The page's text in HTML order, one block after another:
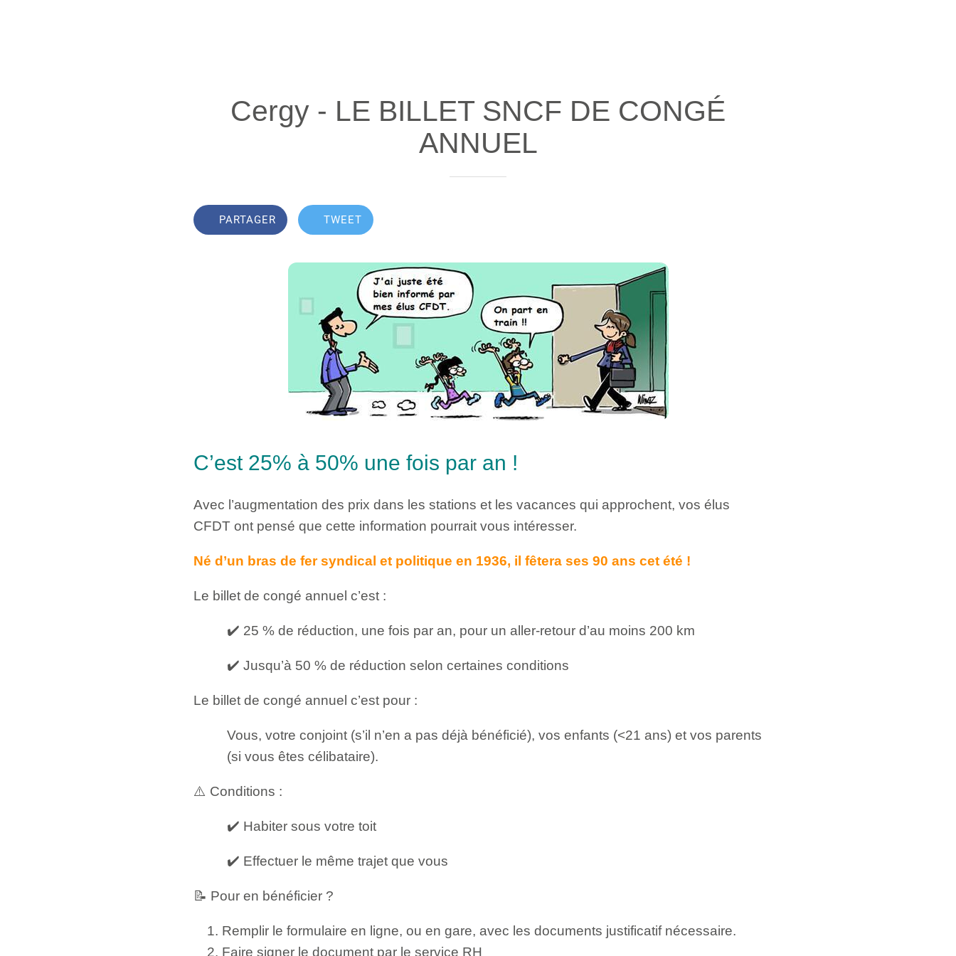
Cergy - LE BILLET SNCF DE CONGÉ
ANNUEL
PARTAGER TWEET
C’est 25% à 50% une fois par an !
Avec l’augmentation des prix dans les stations et les vacances qui approchent, vos élus
CFDT ont pensé que cette information pourrait vous intéresser.
Né d’un bras de fer syndical et politique en 1936, il fêtera ses 90 ans cet été !
Le billet de congé annuel c’est :
✔️ 25 % de réduction, une fois par an, pour un aller-retour d’au moins 200 km
✔️ Jusqu’à 50 % de réduction selon certaines conditions
Le billet de congé annuel c’est pour :
Vous, votre conjoint (s’il n’en a pas déjà bénéficié), vos enfants (<21 ans) et vos parents
(si vous êtes célibataire).
⚠️ Conditions :
✔️ Habiter sous votre toit
✔️ Effectuer le même trajet que vous
📝 Pour en bénéficier ?
Remplir le formulaire en ligne, ou en gare, avec les documents justificatif nécessaire.
Faire signer le document par le service RH